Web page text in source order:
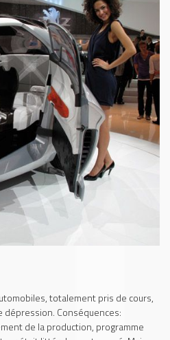
totalement pris de cours,
Conséquences:
de la production, programme